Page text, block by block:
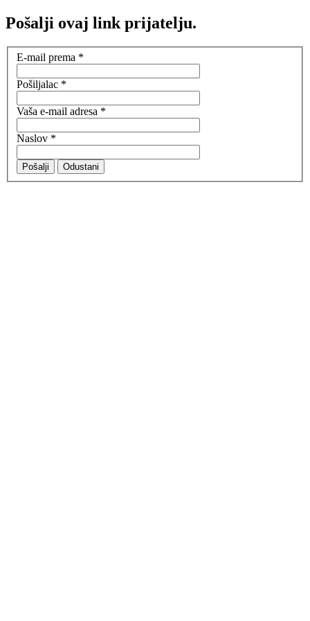
Pošalji ovaj link prijatelju.
E-mail prema *
Pošiljalac *
Vaša e-mail adresa *
Naslov *
Pošalji Odustani